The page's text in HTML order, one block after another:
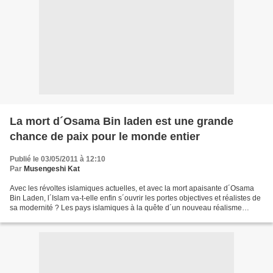
La mort d´Osama Bin laden est une grande
chance de paix pour le monde entier
Publié le 03/05/2011 à 12:10
Par Musengeshi Kat
Avec les révoltes islamiques actuelles, et avec la mort apaisante d´Osama
Bin Laden, l´Islam va-t-elle enfin s´ouvrir les portes objectives et réalistes de
sa modernité ? Les pays islamiques à la quête d´un nouveau réalisme